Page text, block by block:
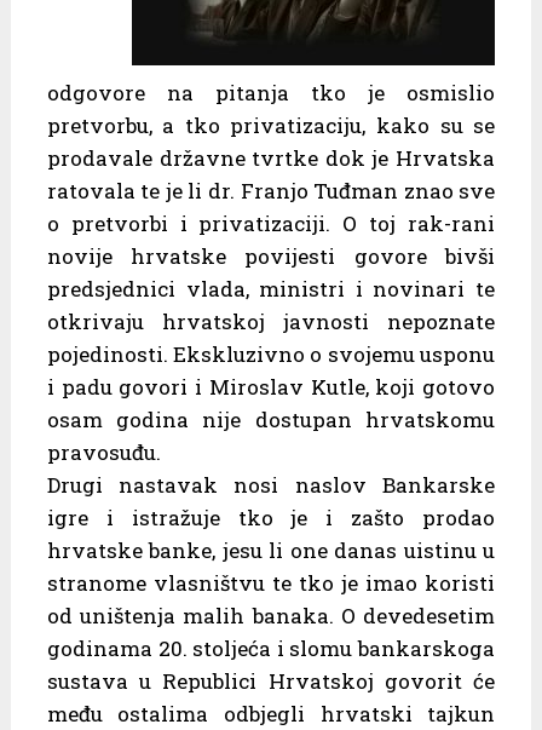
odgovore na pitanja tko je osmislio
pretvorbu, a tko privatizaciju, kako su se
prodavale državne tvrtke dok je Hrvatska
ratovala te je li dr. Franjo Tuđman znao sve
o pretvorbi i privatizaciji. O toj rak-rani
novije hrvatske povijesti govore bivši
predsjednici vlada, ministri i novinari te
otkrivaju hrvatskoj javnosti nepoznate
pojedinosti. Ekskluzivno o svojemu usponu
i padu govori i Miroslav Kutle, koji gotovo
osam godina nije dostupan hrvatskomu
pravosuđu.
Drugi nastavak nosi naslov Bankarske
igre i istražuje tko je i zašto prodao
hrvatske banke, jesu li one danas uistinu u
stranome vlasništvu te tko je imao koristi
od uništenja malih banaka. O devedesetim
godinama 20. stoljeća i slomu bankarskoga
sustava u Republici Hrvatskoj govorit će
među ostalima odbjegli hrvatski tajkun